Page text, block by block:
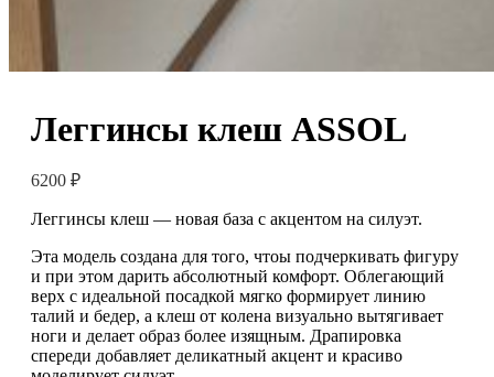
Леггинсы клеш ASSOL
6200 ₽
Леггинсы клеш — новая база с акцентом на силуэт.
Эта модель создана для того, чтоы подчеркивать фигуру
и при этом дарить абсолютный комфорт. Облегающий
верх с идеальной посадкой мягко формирует линию
талий и бедер, а клеш от колена визуально вытягивает
ноги и делает образ более изящным. Драпировка
спереди добавляет деликатный акцент и красиво